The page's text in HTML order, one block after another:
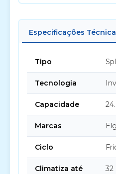
Especificações
Tipo
Tecnologia
Capacidade
Marcas
Ciclo
Climatiza até 32